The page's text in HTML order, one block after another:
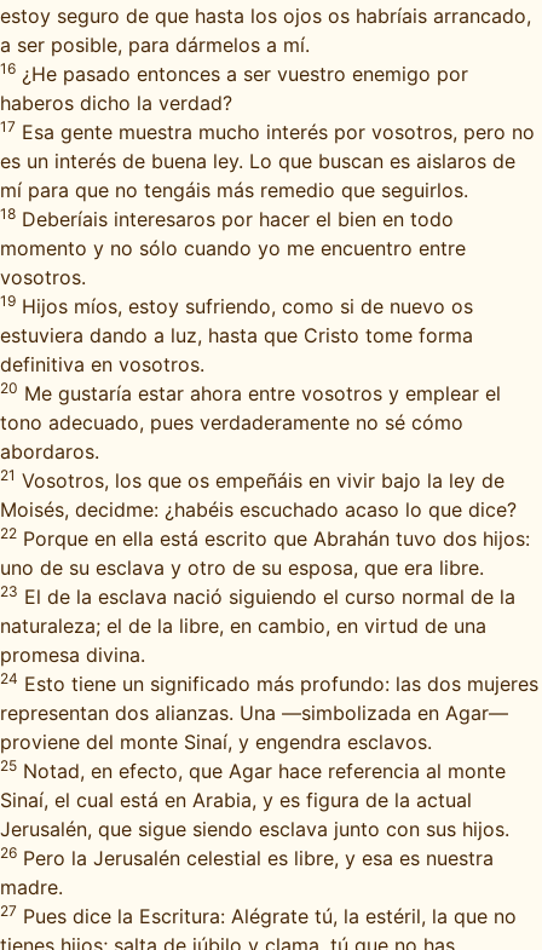
estoy seguro de que hasta los ojos os habríais arrancado,
a ser posible, para dármelos a mí.
16 ¿He pasado entonces a ser vuestro enemigo por
haberos dicho la verdad?
17 Esa gente muestra mucho interés por vosotros, pero no
es un interés de buena ley. Lo que buscan es aislaros de
mí para que no tengáis más remedio que seguirlos.
18 Deberíais interesaros por hacer el bien en todo
momento y no sólo cuando yo me encuentro entre
vosotros.
19 Hijos míos, estoy sufriendo, como si de nuevo os
estuviera dando a luz, hasta que Cristo tome forma
definitiva en vosotros.
20 Me gustaría estar ahora entre vosotros y emplear el
tono adecuado, pues verdaderamente no sé cómo
abordaros.
21 Vosotros, los que os empeñáis en vivir bajo la ley de
Moisés, decidme: ¿habéis escuchado acaso lo que dice?
22 Porque en ella está escrito que Abrahán tuvo dos hijos:
uno de su esclava y otro de su esposa, que era libre.
23 El de la esclava nació siguiendo el curso normal de la
naturaleza; el de la libre, en cambio, en virtud de una
promesa divina.
24 Esto tiene un significado más profundo: las dos mujeres
representan dos alianzas. Una —simbolizada en Agar—
proviene del monte Sinaí, y engendra esclavos.
25 Notad, en efecto, que Agar hace referencia al monte
Sinaí, el cual está en Arabia, y es figura de la actual
Jerusalén, que sigue siendo esclava junto con sus hijos.
26 Pero la Jerusalén celestial es libre, y esa es nuestra
madre.
27 Pues dice la Escritura: Alégrate tú, la estéril, la que no
tienes hijos; salta de júbilo y clama, tú que no has